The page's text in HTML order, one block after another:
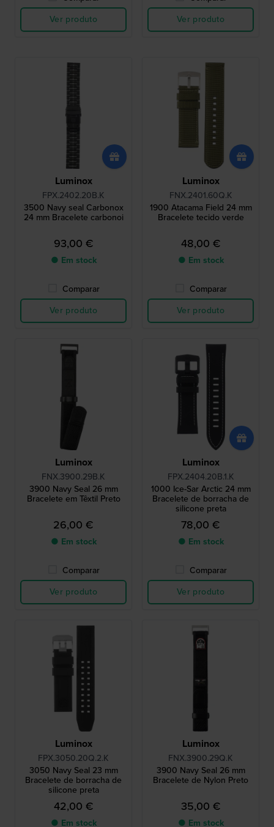
Ver produto
Ver produto
Luminox
FPX.2402.20B.K
3500 Navy seal Carbonox
24 mm Bracelete carbonoi
93,00 €
● Em stock
Comparar
Ver produto
Luminox
FNX.2401.60Q.K
1900 Atacama Field 24 mm
Bracelete tecido verde
48,00 €
● Em stock
Comparar
Ver produto
Luminox
FNX.3900.29B.K
3900 Navy Seal 26 mm
Bracelete em Têxtil Preto
26,00 €
● Em stock
Comparar
Ver produto
Luminox
FPX.2404.20B.1.K
1000 Ice-Sar Arctic 24 mm
Bracelete de borracha de
silicone preta
78,00 €
● Em stock
Comparar
Ver produto
Luminox
FPX.3050.20Q.2.K
3050 Navy Seal 23 mm
Bracelete de borracha de
silicone preta
42,00 €
● Em stock
Luminox
FNX.3900.29Q.K
3900 Navy Seal 26 mm
Bracelete de Nylon Preto
35,00 €
● Em stock